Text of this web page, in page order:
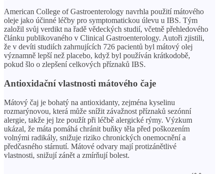
American College of Gastroenterology navrhla použití mátového
oleje jako účinné léčby pro symptomatickou úlevu u IBS. Tým
založil svůj verdikt na řadě vědeckých studií, včetně přehledového
článku publikovaného v Clinical Gastroenterology. Autoři zjistili,
že v devíti studiích zahrnujících 726 pacientů byl mátový olej
významně lepší než placebo, když byl používán krátkodobě,
pokud šlo o zlepšení celkových příznaků IBS.
Antioxidační vlastnosti mátového čaje
Mátový čaj je bohatý na antioxidanty, zejména kyselinu
rozmarýnovou, která může snížit závažnost příznaků sezónní
alergie, takže jej lze použít při léčbě alergické rýmy. Výzkum
ukázal, že máta pomáhá chránit buňky těla před poškozením
volnými radikály, snižuje riziko chronických onemocnění a
předčasného stárnutí. Mátové odvary mají protizánětlivé
vlastnosti, snižují zánět a zmírňují bolest.